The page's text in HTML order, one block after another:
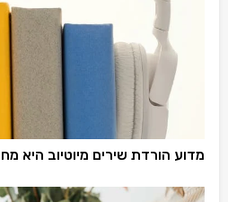
מדוע הורדת שירים מיוטיוב היא